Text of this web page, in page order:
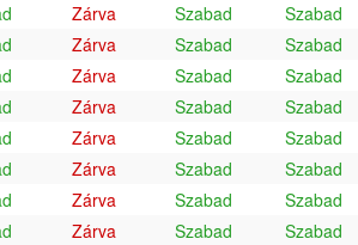
Zárva Szabad
Szabad
Zárva Szabad
Szabad
Zárva Szabad
Szabad
Zárva Szabad
Szabad
Zárva Szabad
Szabad
Zárva Szabad
Szabad
Zárva Szabad
Szabad
Zárva Szabad
Szabad